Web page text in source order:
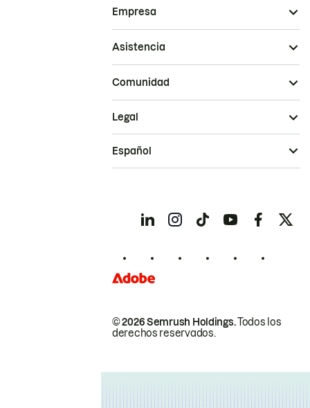
Empresa
Asistencia
Comunidad
© 2026 Semrush Holdings.Todos los
derechos reservados.
Legal
Español